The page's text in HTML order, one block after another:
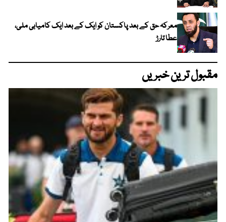
معرکہ حق کے بعد پاکستان کو ایک کے بعد ایک کامیابی ملی،
عطا تارڑ
مقبول ترین خبریں